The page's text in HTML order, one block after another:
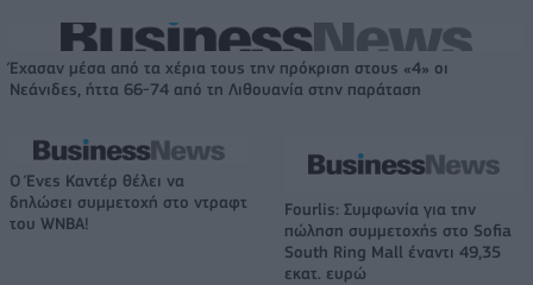
Έχασαν μέσα από τα χέρια τους την πρόκριση στους «4» οι
Νεάνιδες, ήττα 66-74 από τη Λιθουανία στην παράταση
Ο Ένες Καντέρ θέλει να
δηλώσει συμμετοχή στο ντραφτ
του WNBA!
Fourlis: Συμφωνία για την
πώληση συμμετοχής στο Sofia
South Ring Mall έναντι 49,35
εκατ. ευρώ